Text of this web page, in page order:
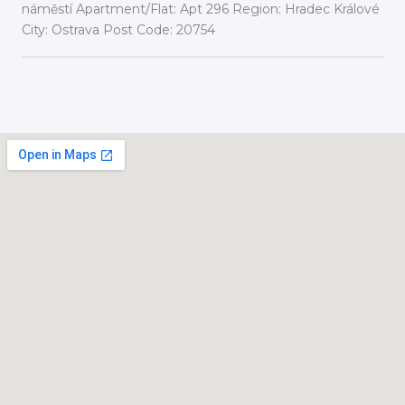
náměstí Apartment/Flat: Apt 296 Region: Hradec Králové
City: Ostrava Post Code: 20754